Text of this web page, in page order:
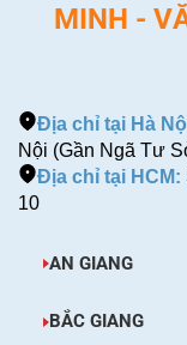
MINH -
Địa chỉ tại Hà
Nội (Gần Ngã Tư
Địa chỉ tại HCM:
10
AN GIANG
BẮC GIANG